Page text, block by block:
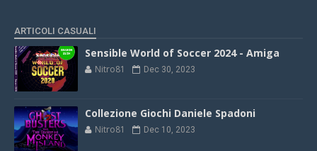
ARTICOLI CASUALI
Sensible World of Soccer 2024 - Amiga
Nitro81 Dec 30, 2023
Collezione Giochi Daniele Spadoni
Nitro81 Dec 10, 2023